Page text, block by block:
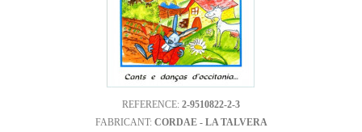
REFERENCE: 2-9510822-2-3
FABRICANT: CORDAE - LA TALVERA